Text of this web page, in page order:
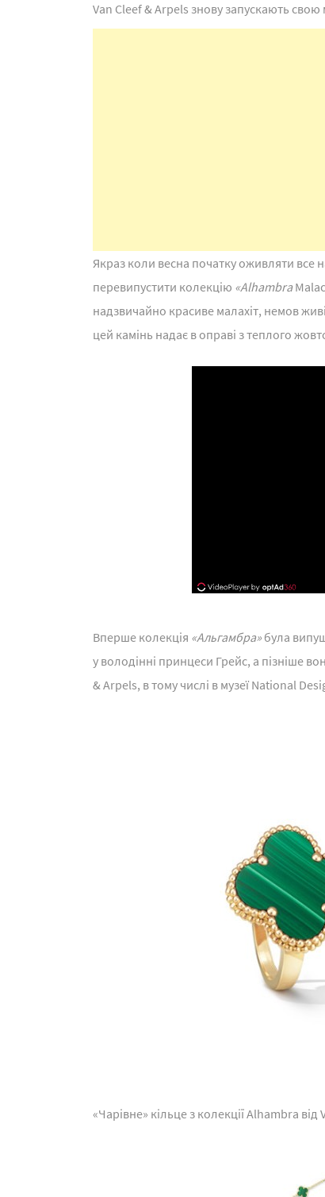
Van Cleef & Arpels знову запускають
Якраз коли весна початку оживляти
перевипустити колекцію «Alhambra
надзвичайно красиве малахіт, немов
цей камінь надає в оправі з теплого
Вперше колекція «Альгамбра» була
у володінні принцеси Грейс, а пізніше
& Arpels, в тому числі в музеї National
«Чарівне» кільце з колекції Alhambra від